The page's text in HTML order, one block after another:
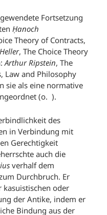
Fortsetzung
Ḥanoch
Theory of Contracts,
, The Choice Theory
Arthur Ripstein, The
Law and Philosophy
sie als eine normative
(o. ).
des
in Verbindung mit
Gerechtigkeit
auch die
verhalf dem
Durchbruch. Er
oder
der Antike, indem er
Bindung aus der